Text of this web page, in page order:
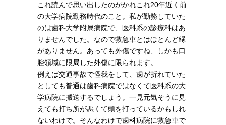
これ読んで思い出したのがかれこれ20年近く前
の大学病院勤務時代のこと。私が勤務していた
のは歯科大学附属病院で、医科系の診療科はあ
りませんでした。なので救急車とはほとんど縁
がありません。あっても外傷ですね、しかも口
腔領域に限局した外傷に限られます。
例えば交通事故で怪我をして、歯が折れていた
としても普通は歯科病院ではなくて医科系の大
学病院に搬送するでしょう。一見元気そうに見
えても打ち所が悪くて頭を打っているかもしれ
ないわけで。そんなわけで歯科病院に救急車で